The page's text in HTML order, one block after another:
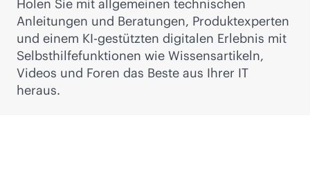
Holen Sie mit allgemeinen technischen
Anleitungen und Beratungen, Produktexperten
und einem KI-gestützten digitalen Erlebnis mit
Selbsthilfefunktionen wie Wissensartikeln,
Videos und Foren das Beste aus Ihrer IT
heraus.